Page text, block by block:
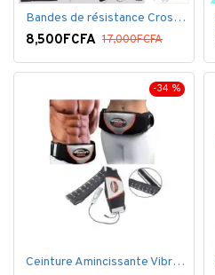
Bandes de résistance Crossfit pour la remise en forme - 11 pièces/ensemble - Élastique- Caoutchouc
8,500FCFA 17,000FCFA
-34 %
Ceinture Amincissante Vibro - Noir